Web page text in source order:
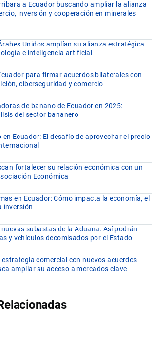
a Ecuador buscando ampliar la alianza
inversión y cooperación en minerales
Unidos amplían su alianza estratégica
e inteligencia artificial
para firmar acuerdos bilaterales con
ciberseguridad y comercio
de banano de Ecuador en 2025:
del sector bananero
en Ecuador: El desafío de aprovechar el precio
fortalecer su relación económica con un
Económica
en Ecuador: Cómo impacta la economía, el
inversión
subastas de la Aduana: Así podrán
y vehículos decomisados por el Estado
comercial con nuevos acuerdos
ampliar su acceso a mercados clave